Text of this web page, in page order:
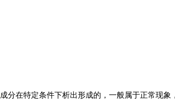
成分在特定条件下析出形成的，一般属于正常现